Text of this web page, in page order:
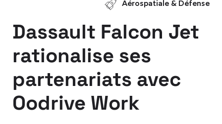
Aérospatiale & Défense
Dassault Falcon Jet
rationalise ses
partenariats avec
Oodrive Work